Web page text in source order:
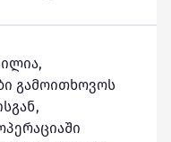
გამოითხოვოს